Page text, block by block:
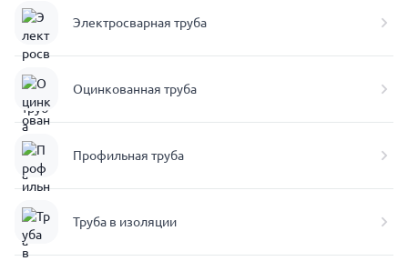
Электросварная труба
Оцинкованная труба
Профильная труба
Труба в изоляции